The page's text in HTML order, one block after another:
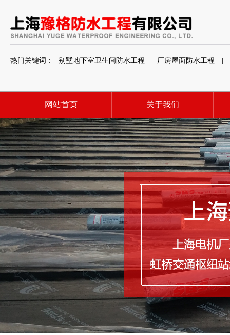
热门关键词： 别墅地下室卫生间防水工程 厂房屋面防水工程 |
网站首页 关于我们